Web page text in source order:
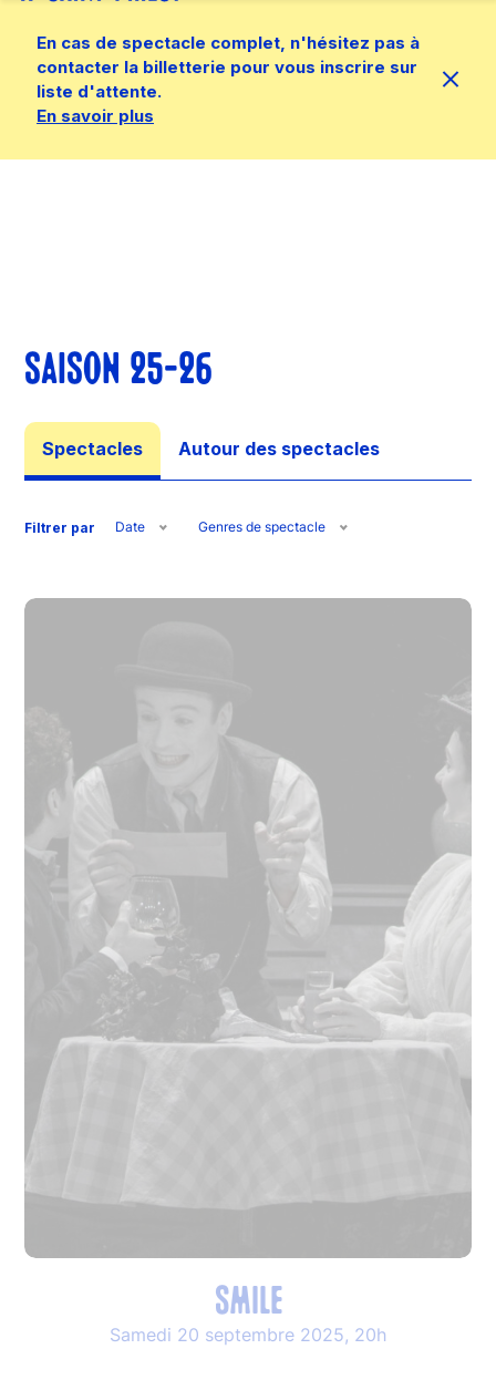
En cas de spectacle complet, n'hésitez pas à
contacter la billetterie pour vous inscrire sur
liste d'attente.
En savoir plus
SAISON 25-26
Spectacles Autour des spectacles
Filtrer par Date Genres de spectacle
SMILE
Samedi 20 septembre 2025, 20h